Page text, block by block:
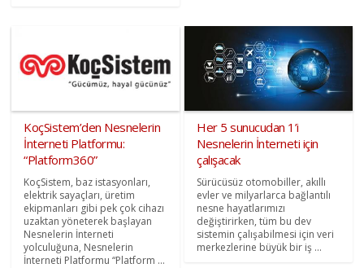
KoçSistem’den Nesnelerin
İnterneti Platformu:
“Platform360”
KoçSistem, baz istasyonları,
elektrik sayaçları, üretim
ekipmanları gibi pek çok cihazı
uzaktan yöneterek başlayan
Nesnelerin İnterneti
yolculuğuna, Nesnelerin
İnterneti Platformu “Platform ...
Her 5 sunucudan 1’i
Nesnelerin İnterneti için
çalışacak
Sürücüsüz otomobiller, akıllı
evler ve milyarlarca bağlantılı
nesne hayatlarımızı
değiştirirken, tüm bu dev
sistemin çalışabilmesi için veri
merkezlerine büyük bir iş ...